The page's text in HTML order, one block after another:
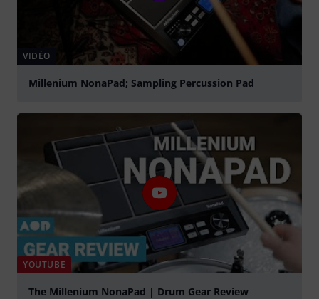
VIDÉO
Millenium NonaPad; Sampling Percussion Pad
YOUTUBE
The Millenium NonaPad | Drum Gear Review